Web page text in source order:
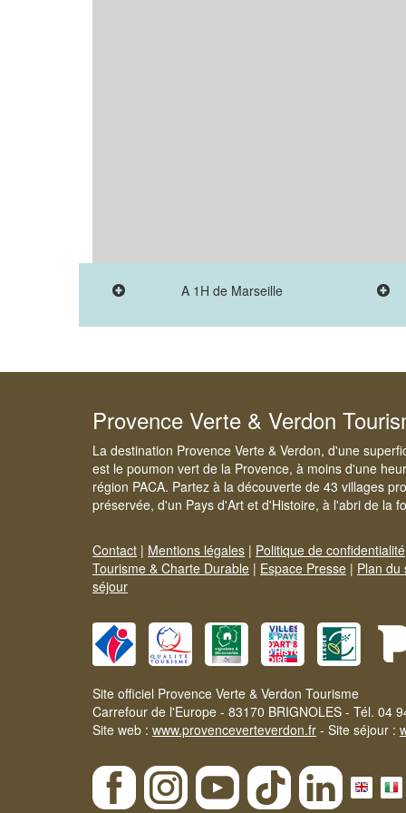
A 1H de Marseille
Provence Verte & Verdon
La destination Provence Verte & Verdon, d'une
est le poumon vert de la Provence, à moins d'une
région PACA. Partez à la découverte de 43 villages
préservée, d'un Pays d'Art et d'Histoire, à l'abri de la
Contact | Mentions légales | Politique de confidentialité
Tourisme & Charte Durable | Espace Presse | Plan du
séjour
Site officiel Provence Verte & Verdon Tourisme
Carrefour de l'Europe - 83170 BRIGNOLES - Tél. 04
Site web : www.provenceverteverdon.fr - Site séjour :